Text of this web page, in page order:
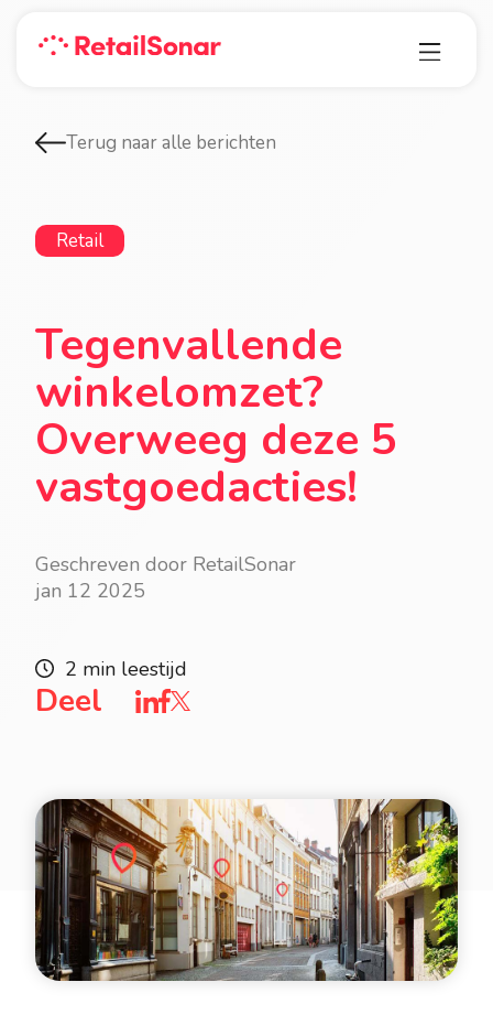
Terug naar alle berichten
Retail
Tegenvallende
winkelomzet?
Overweeg deze 5
vastgoedacties!
Geschreven door RetailSonar
jan 12 2025
2 min leestijd
Deel